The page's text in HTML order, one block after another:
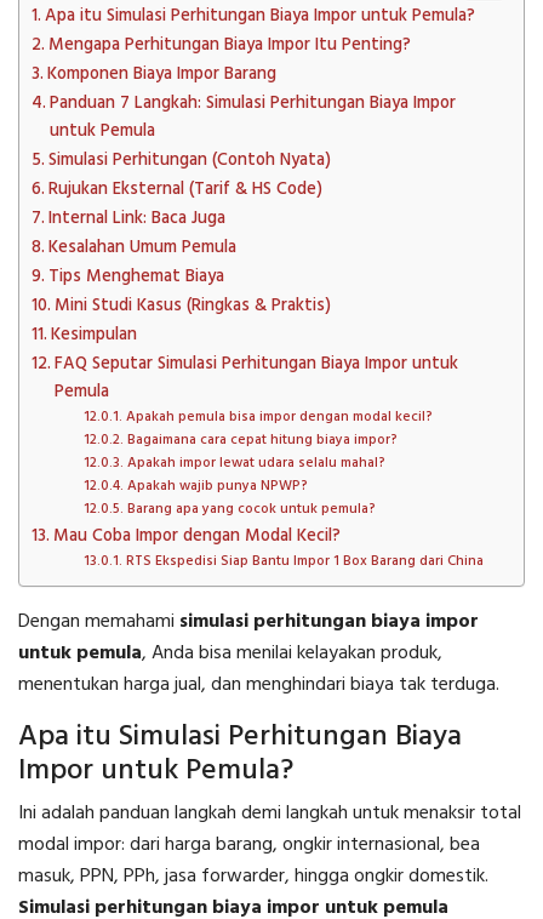
Apa itu Simulasi Perhitungan Biaya Impor untuk Pemula?
Mengapa Perhitungan Biaya Impor Itu Penting?
Komponen Biaya Impor Barang
Panduan 7 Langkah: Simulasi Perhitungan Biaya Impor
untuk Pemula
Simulasi Perhitungan (Contoh Nyata)
Rujukan Eksternal (Tarif & HS Code)
Internal Link: Baca Juga
Kesalahan Umum Pemula
Tips Menghemat Biaya
Mini Studi Kasus (Ringkas & Praktis)
Kesimpulan
FAQ Seputar Simulasi Perhitungan Biaya Impor untuk
Pemula
Apakah pemula bisa impor dengan modal kecil?
Bagaimana cara cepat hitung biaya impor?
Apakah impor lewat udara selalu mahal?
Apakah wajib punya NPWP?
Barang apa yang cocok untuk pemula?
Mau Coba Impor dengan Modal Kecil?
RTS Ekspedisi Siap Bantu Impor 1 Box Barang dari China
Dengan memahami simulasi perhitungan biaya impor
untuk pemula, Anda bisa menilai kelayakan produk,
menentukan harga jual, dan menghindari biaya tak terduga.
Apa itu Simulasi Perhitungan Biaya
Impor untuk Pemula?
Ini adalah panduan langkah demi langkah untuk menaksir total
modal impor: dari harga barang, ongkir internasional, bea
masuk, PPN, PPh, jasa forwarder, hingga ongkir domestik.
Simulasi perhitungan biaya impor untuk pemula